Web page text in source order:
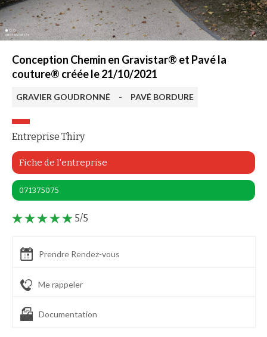
Conception Chemin en Gravistar® et Pavé la
couture® créée le 21/10/2021
GRAVIER GOUDRONNÉ - PAVÉ BORDURE
Entreprise Thiry
Fiche de l'entreprise
071375075
5/5
Prendre Rendez-vous
Me rappeler
Documentation